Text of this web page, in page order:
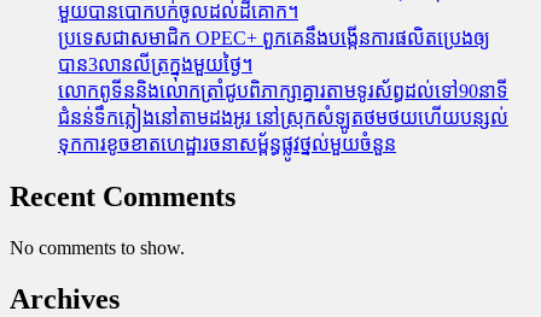
មួយបានបោកបក់ចូលដល់ដីគោក។
ប្រទេសជាសមាជិក OPEC+​ ពួកគេនឹងបង្កើនការផលិតប្រេងឲ្យ
បាន3លានលីត្រក្នុងមួយថ្ងៃ។
លោកពូទីននិងលោកត្រាំជូបពិភាក្សាគ្នារតាមទូរស័ព្ធដល់ទៅ90នាទី
ជំនន់​ទឹកភ្លៀង​នៅ​តាម​ដងអូរ​ នៅ​ស្រុក​សំឡូត​ថមថយ​ហើយ​បន្សល់​
ទុក​ការ​ខូចខាត​ហេដ្ឋារចនាសម្ព័ន្ធ​ផ្លូវថ្នល់​មួយ​ចំនួន
Recent Comments
No comments to show.
Archives